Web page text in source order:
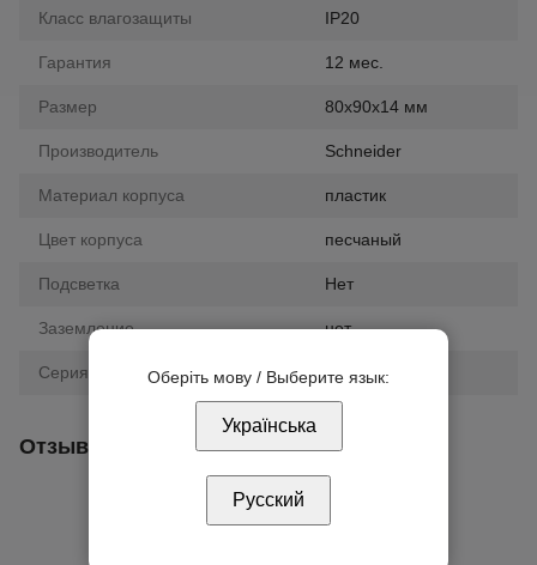
Класс влагозащиты IP20
Гарантия 12 мес.
Размер 80х90х14 мм
Производитель Schneider
Материал корпуса пластик
Цвет корпуса песчаный
Подсветка Нет
Заземление нет
Серия Unica
Отзывы
Оберіть мову / Выберите язык:
Українська
Русский